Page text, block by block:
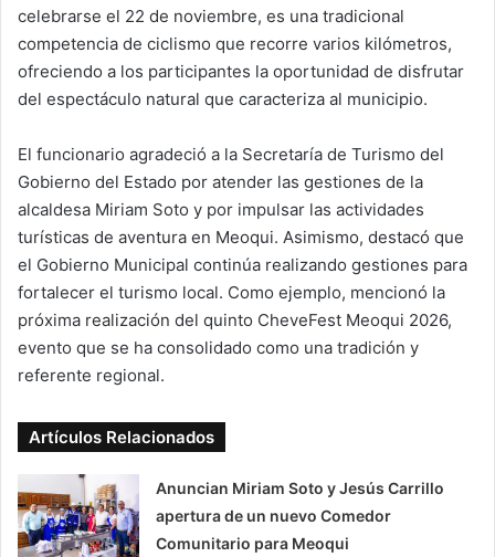
celebrarse el 22 de noviembre, es una tradicional
competencia de ciclismo que recorre varios kilómetros,
ofreciendo a los participantes la oportunidad de disfrutar
del espectáculo natural que caracteriza al municipio.
El funcionario agradeció a la Secretaría de Turismo del
Gobierno del Estado por atender las gestiones de la
alcaldesa Miriam Soto y por impulsar las actividades
turísticas de aventura en Meoqui. Asimismo, destacó que
el Gobierno Municipal continúa realizando gestiones para
fortalecer el turismo local. Como ejemplo, mencionó la
próxima realización del quinto CheveFest Meoqui 2026,
evento que se ha consolidado como una tradición y
referente regional.
Artículos Relacionados
Anuncian Miriam Soto y Jesús Carrillo
apertura de un nuevo Comedor
Comunitario para Meoqui